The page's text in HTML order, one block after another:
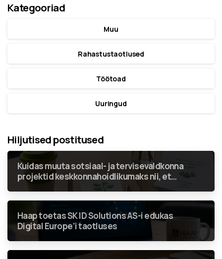
Kategooriad
Muu
Rahastustaotlused
Töötoad
Uuringud
Hiljutised postitused
Kuidas muuta sotsiaal- ja tervisevaldkonna
projektid keskkonnahoidlikumaks nii, et
rohenõuded ei jääks vaid linnukeseks
Haap toetas SK ID Solutions AS-i edukas
Digital Europe’i taotluses